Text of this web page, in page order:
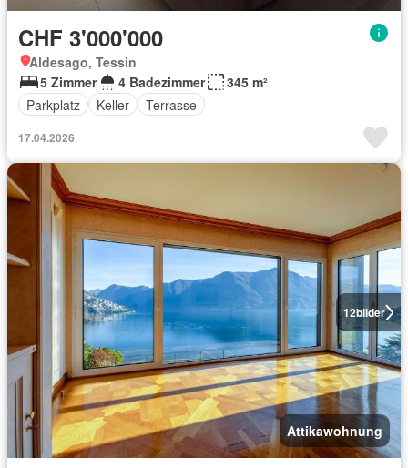
CHF 3'000'000
Aldesago, Tessin
5 Zimmer
4 Badezimmer
345 m²
Parkplatz
Keller Terrasse
17.04.2026
12bilder
Attikawohnung